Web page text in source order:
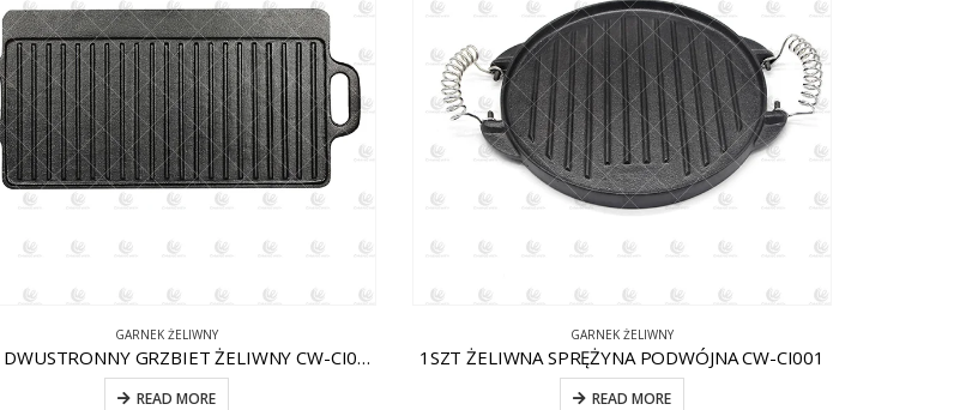
GARNEK ŻELIWNY
1SZT DWUSTRONNY GRZBIET ŻELIWNY CW-CI002
READ MORE
GARNEK ŻELIWNY
1SZT ŻELIWNA SPRĘŻYNA PODWÓJNA CW-CI001
READ MORE